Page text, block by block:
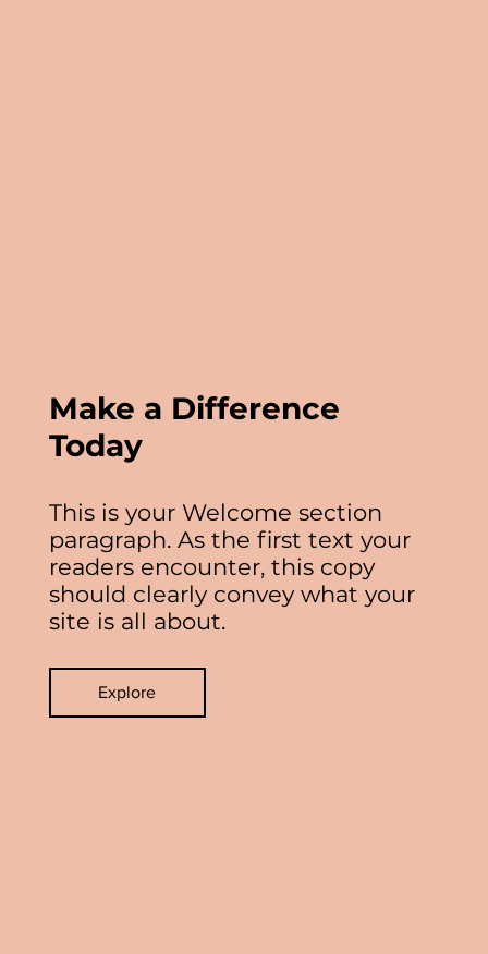
Make a Difference
Today
This is your Welcome section
paragraph. As the first text your
readers encounter, this copy
should clearly convey what your
site is all about.
Explore